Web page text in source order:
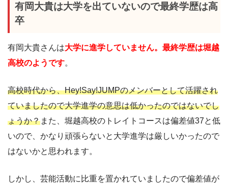
有岡大貴は大学を出ていないので最終学歴は高
卒
有岡大貴さんは大学に進学していません。最終学歴は堀越
高校のようです。
高校時代から、Hey!Say!JUMPのメンバーとして活躍され
ていましたので大学進学の意思は低かったのではないでし
ょうか？また、堀越高校のトレイトコースは偏差値37と低
いので、かなり頑張らないと大学進学は厳しいかったので
はないかと思われます。
しかし、芸能活動に比重を置かれていましたので偏差値が